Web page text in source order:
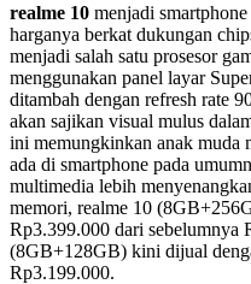
realme 10 menjadi
harganya berkat dukungan
menjadi salah satu prosesor
menggunakan panel layar
ditambah dengan refresh rate
akan sajikan visual mulus
ini memungkinkan anak muda
ada di smartphone pada
multimedia lebih
memori, realme 10
Rp3.399.000 dari sebelumnya
(8GB+128GB) kini dijual
Rp3.199.000.